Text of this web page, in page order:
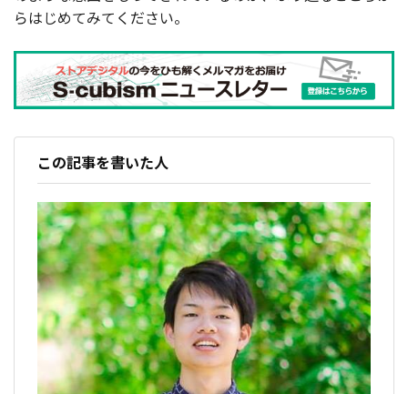
らはじめてみてください。
この記事を書いた人